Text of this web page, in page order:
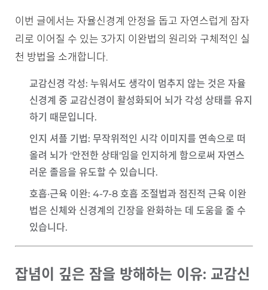
이번 글에서는 자율신경계 안정을 돕고 자연스럽게 잠자
리로 이어질 수 있는 3가지 이완법의 원리와 구체적인 실
천 방법을 소개합니다.
교감신경 각성: 누워서도 생각이 멈추지 않는 것은 자율
신경계 중 교감신경이 활성화되어 뇌가 각성 상태를 유지
하기 때문입니다.
인지 셔플 기법: 무작위적인 시각 이미지를 연속으로 떠
올려 뇌가 '안전한 상태'임을 인지하게 함으로써 자연스
러운 졸음을 유도할 수 있습니다.
호흡·근육 이완: 4-7-8 호흡 조절법과 점진적 근육 이완
법은 신체와 신경계의 긴장을 완화하는 데 도움을 줄 수
있습니다.
잡념이 깊은 잠을 방해하는 이유: 교감신